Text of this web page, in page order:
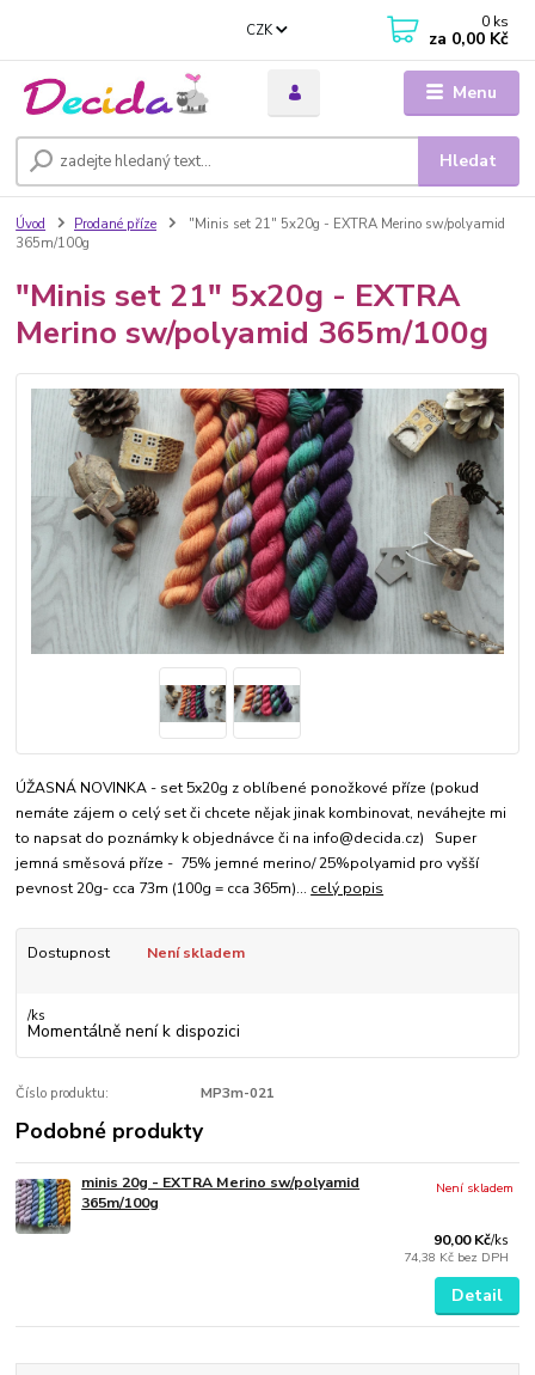
Menu
CZK
Hledat
0 ks
za 0,00 Kč
Úvod Prodané příze
"Minis set 21" 5x20g - EXTRA Merino sw/polyamid
365m/100g
"Minis set 21" 5x20g - EXTRA
Merino sw/polyamid 365m/100g
ÚŽASNÁ NOVINKA - set 5x20g z oblíbené ponožkové příze (pokud
nemáte zájem o celý set či chcete nějak jinak kombinovat, neváhejte mi
to napsat do poznámky k objednávce či na info@decida.cz) Super
jemná směsová příze - 75% jemné merino/ 25%polyamid pro vyšší
pevnost 20g- cca 73m (100g = cca 365m)... celý popis
Dostupnost Není skladem
/ks
Momentálně není k dispozici
Číslo produktu: MP3m-021
Podobné produkty
minis 20g - EXTRA Merino sw/polyamid
365m/100g
90,00 Kč/ks
74,38 Kč bez DPH
Není skladem
Detail